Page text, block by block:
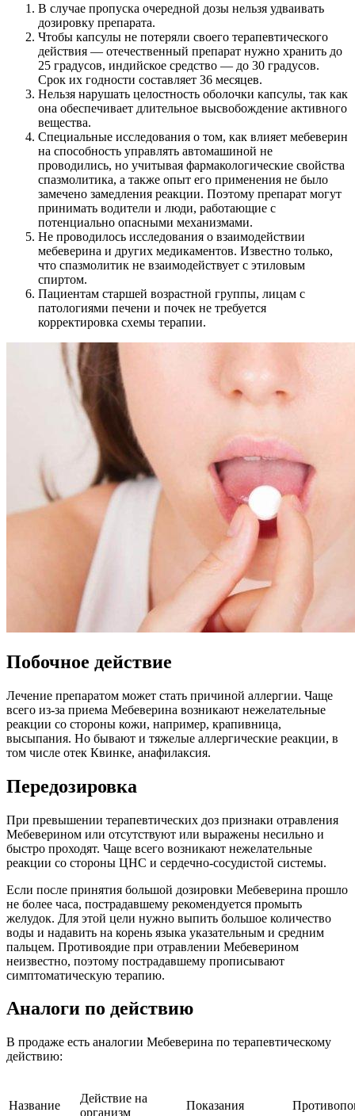
В случае пропуска очередной дозы нельзя удваивать
дозировку препарата.
Чтобы капсулы не потеряли своего терапевтического
действия — отечественный препарат нужно хранить до
25 градусов, индийское средство — до 30 градусов.
Срок их годности составляет 36 месяцев.
Нельзя нарушать целостность оболочки капсулы, так как
она обеспечивает длительное высвобождение активного
вещества.
Специальные исследования о том, как влияет мебеверин
на способность управлять автомашиной не
проводились, но учитывая фармакологические свойства
спазмолитика, а также опыт его применения не было
замечено замедления реакции. Поэтому препарат могут
принимать водители и люди, работающие с
потенциально опасными механизмами.
Не проводилось исследования о взаимодействии
мебеверина и других медикаментов. Известно только,
что спазмолитик не взаимодействует с этиловым
спиртом.
Пациентам старшей возрастной группы, лицам с
патологиями печени и почек не требуется
корректировка схемы терапии.
Побочное действие
Лечение препаратом может стать причиной аллергии. Чаще
всего из-за приема Мебеверина возникают нежелательные
реакции со стороны кожи, например, крапивница,
высыпания. Но бывают и тяжелые аллергические реакции, в
том числе отек Квинке, анафилаксия.
Передозировка
При превышении терапевтических доз признаки отравления
Мебеверином или отсутствуют или выражены несильно и
быстро проходят. Чаще всего возникают нежелательные
реакции со стороны ЦНС и сердечно-сосудистой системы.
Если после принятия большой дозировки Мебеверина прошло
не более часа, пострадавшему рекомендуется промыть
желудок. Для этой цели нужно выпить большое количество
воды и надавить на корень языка указательным и средним
пальцем. Противоядие при отравлении Мебеверином
неизвестно, поэтому пострадавшему прописывают
симптоматическую терапию.
Аналоги по действию
В продаже есть аналогии Мебеверина по терапевтическому
действию:
Название
Действие на
организм
Показания